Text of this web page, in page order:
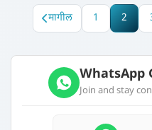
मागील 1 2
WhatsApp
Join and stay